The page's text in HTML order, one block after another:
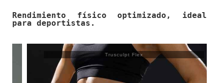
Rendimiento físico optimizado, ideal
para deportistas.
Trusculpt Flex